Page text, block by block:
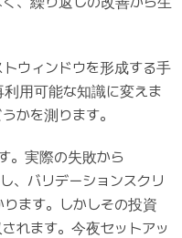
ウィンドウを形成する手
用可能な知識に変えま
かを測ります。
。実際の失敗から
、バリデーションスクリ
ます。しかしその投資
れます。今夜セットアッ